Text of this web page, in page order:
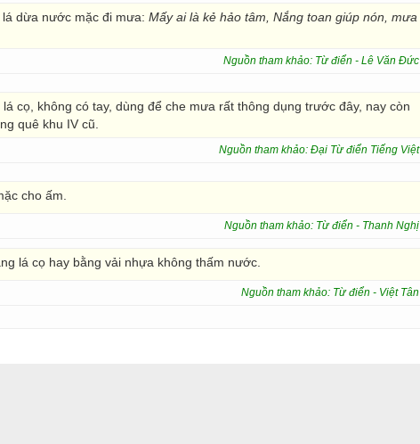
dừa nước mặc đi mưa: Mấy ai là kẻ hảo tâm, Nắng toan giúp nón, mưa
Nguồn tham khảo: Từ điển - Lê Văn Đức
cọ, không có tay, dùng để che mưa rất thông dụng trước đây, nay còn
quê khu IV cũ.
Nguồn tham khảo: Đại Từ điển Tiếng Việt
cho ấm.
Nguồn tham khảo: Từ điển - Thanh Nghị
lá cọ hay bằng vải nhựa không thấm nước.
Nguồn tham khảo: Từ điển - Việt Tân